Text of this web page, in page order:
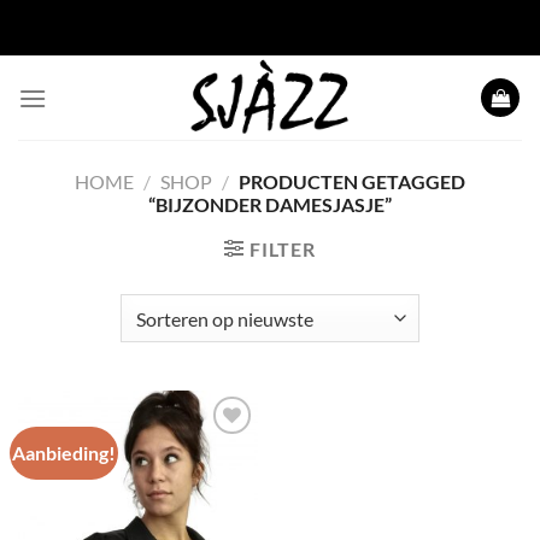
HOME / SHOP / PRODUCTEN GETAGGED
“BIJZONDER DAMESJASJE”
FILTER
Aanbieding!
Toevoegen
aan
wenslijst